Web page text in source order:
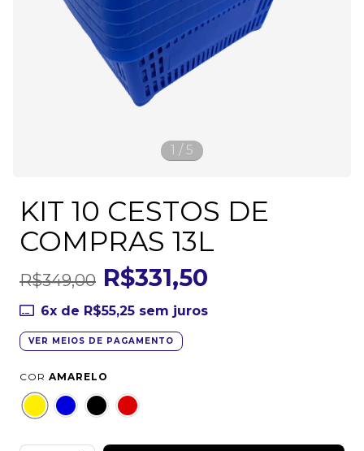
1 / 5
KIT 10 CESTOS DE
COMPRAS 13L
R$349,00 R$331,50
6x de R$55,25 sem juros
VER MEIOS DE PAGAMENTO
COR AMARELO